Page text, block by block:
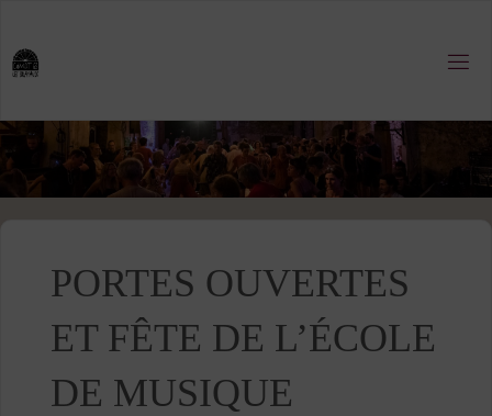
content
PORTES OUVERTES
ET FÊTE DE L’ÉCOLE
DE MUSIQUE